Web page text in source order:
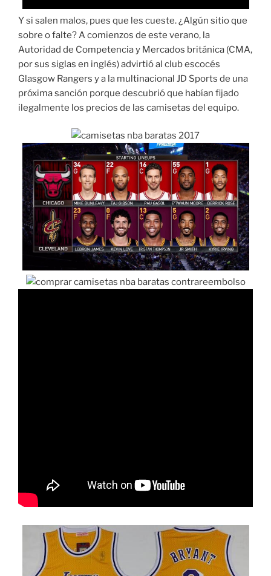
Y si salen malos, pues que les cueste. ¿Algún sitio que
sobre o falte? A comienzos de este verano, la
Autoridad de Competencia y Mercados británica (CMA,
por sus siglas en inglés) advirtió al club escocés
Glasgow Rangers y a la multinacional JD Sports de una
próxima sanción porque descubrió que habían fijado
ilegalmente los precios de las camisetas del equipo.